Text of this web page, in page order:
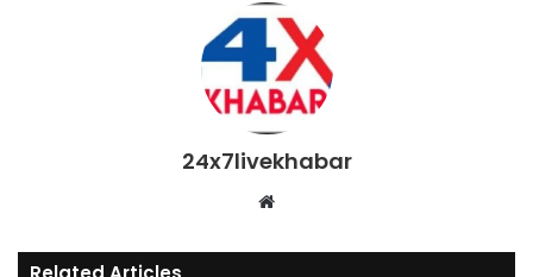
24x7livekhabar
Website